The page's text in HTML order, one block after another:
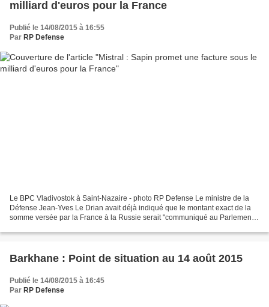
milliard d'euros pour la France
Publié le 14/08/2015 à 16:55
Par RP Defense
Le BPC Vladivostok à Saint-Nazaire - photo RP Defense Le ministre de la
Défense Jean-Yves Le Drian avait déjà indiqué que le montant exact de la
somme versée par la France à la Russie serait "communiqué au Parlement",
Barkhane : Point de situation au 14 août 2015
Publié le 14/08/2015 à 16:45
Par RP Defense